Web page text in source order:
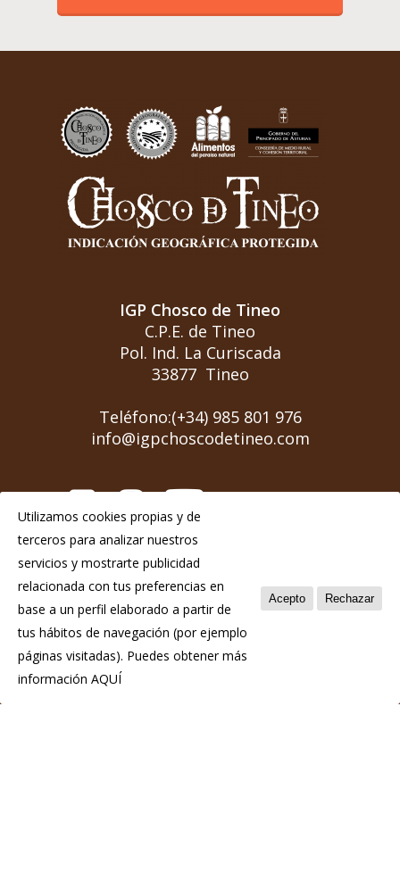
IGP Chosco de Tineo
C.P.E. de Tineo
Pol. Ind. La Curiscada
33877 Tineo
Teléfono:(+34) 985 801 976
info@igpchoscodetineo.com
Aviso Legal
Política de privacidad
Política de cookies
Utilizamos cookies propias y de
terceros para analizar nuestros
servicios y mostrarte publicidad
relacionada con tus preferencias en
base a un perfil elaborado a partir de
tus hábitos de navegación (por ejemplo
páginas visitadas). Puedes obtener más
información AQUÍ
Acepto Rechazar